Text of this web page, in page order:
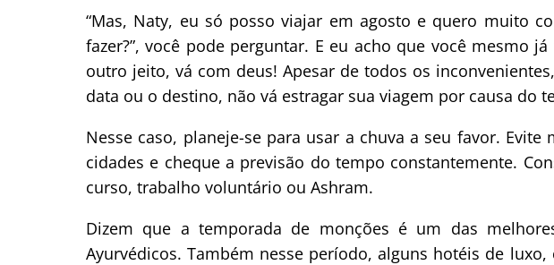
“Mas, Naty, eu só posso viajar em agosto e quero muito
fazer?”, você pode perguntar. E eu acho que você mesmo
outro jeito, vá com deus! Apesar de todos os
data ou o destino, não vá estragar sua viagem por causa do
Nesse caso, planeje-se para usar a chuva a seu favor.
cidades e cheque a previsão do tempo constantemente.
curso, trabalho voluntário ou Ashram.
Dizem que a temporada de monções é um das
Ayurvédicos. Também nesse período, alguns hotéis de luxo,